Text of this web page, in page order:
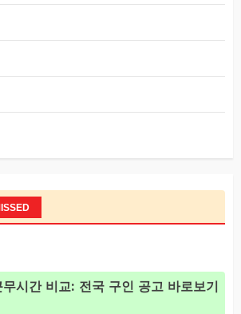
시간 비교: 전국 구인 공고 바로보기